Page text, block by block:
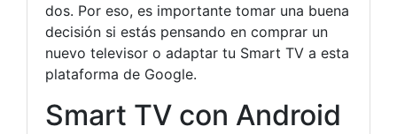
dos. Por eso, es importante tomar una buena
decisión si estás pensando en comprar un
nuevo televisor o adaptar tu Smart TV a esta
plataforma de Google.
Smart TV con Android